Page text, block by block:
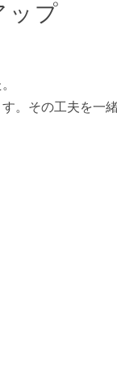
ップ
。その工夫を一